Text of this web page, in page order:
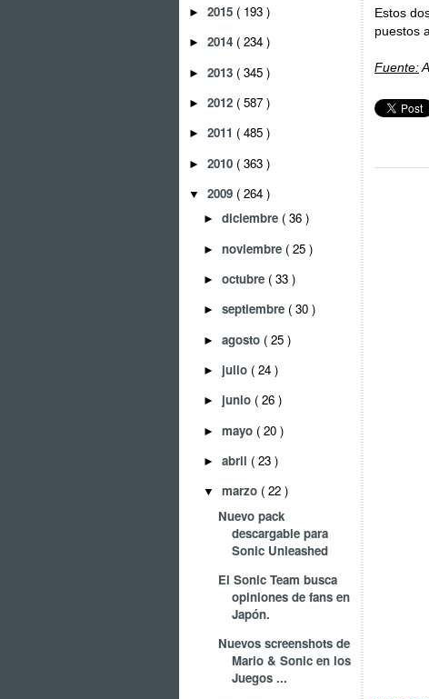
► 2015 ( 193 )
► 2014 ( 234 )
► 2013 ( 345 )
► 2012 ( 587 )
► 2011 ( 485 )
► 2010 ( 363 )
▼ 2009 ( 264 )
► diciembre ( 36 )
► noviembre ( 25 )
► octubre ( 33 )
► septiembre ( 30 )
► agosto ( 25 )
► julio ( 24 )
► junio ( 26 )
► mayo ( 20 )
► abril ( 23 )
▼ marzo ( 22 )
Nuevo pack
descargable para
Sonic Unleashed
El Sonic Team busca
opiniones de fans en
Japón.
Nuevos screenshots de
Mario & Sonic en los
Juegos ...
Estos
puestos
Fuente: